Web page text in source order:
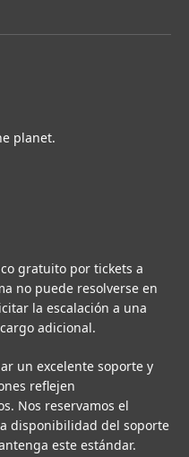
planet.
gratuito por tickets a
no puede resolverse en
la escalación a una
adicional.
un excelente soporte y
reflejen
Nos reservamos el
disponibilidad del soporte
este estándar.